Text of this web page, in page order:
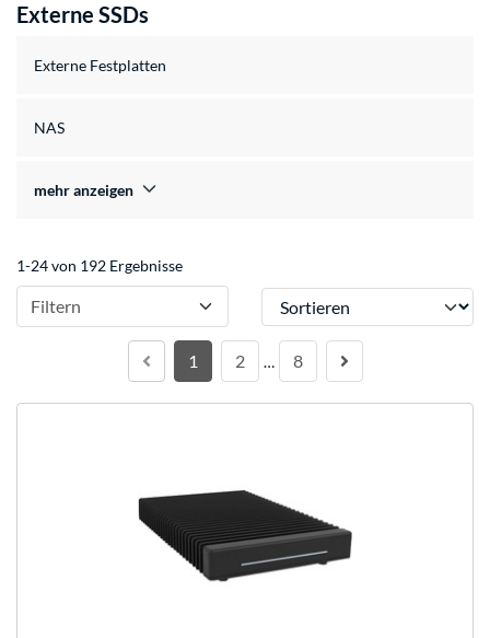
Externe SSDs
Externe Festplatten
NAS
mehr anzeigen
1-24 von 192 Ergebnisse
Filtern Sortieren
1 2 … 8